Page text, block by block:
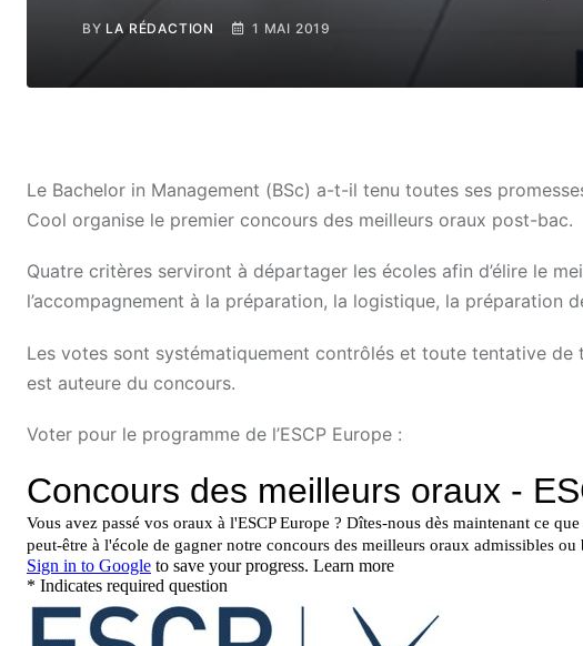
BY LA RÉDACTION 1 MAI 2019
Le Bachelor in Management (BSc) a-t-il tenu toutes ses
Cool organise le premier concours des meilleurs oraux post-bac.
Quatre critères serviront à départager les écoles afin d’élire le
l’accompagnement à la préparation, la logistique, la préparation
Les votes sont systématiquement contrôlés et toute tentative de
est auteure du concours.
Voter pour le programme de l’ESCP Europe :